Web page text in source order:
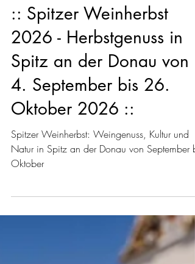
BLOGBEITRAG
:: Spitzer Weinherbst
2026 - Herbstgenuss in
Spitz an der Donau von
4. September bis 26.
Oktober 2026 ::
Spitzer Weinherbst: Weingenuss, Kultur und